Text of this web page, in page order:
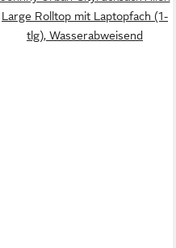
Large Rolltop mit Laptopfach (1-
tlg), Wasserabweisend